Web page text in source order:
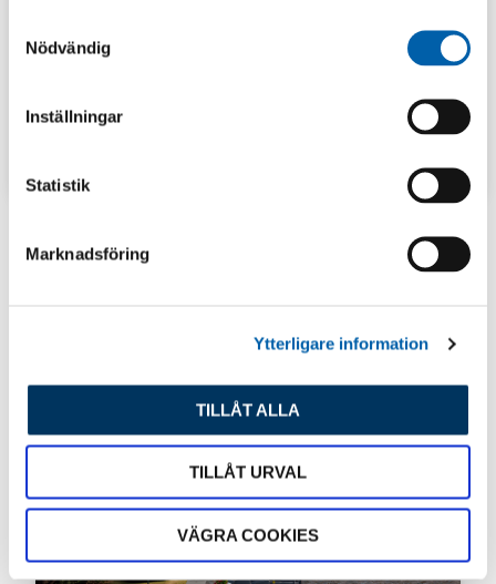
Nödvändig
Inställningar
Statistik
Marknadsföring
Ytterligare information
TILLÅT ALLA
TILLÅT URVAL
VÄGRA COOKIES